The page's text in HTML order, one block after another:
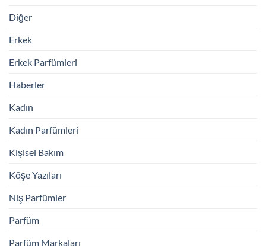
Diğer
Erkek
Erkek Parfümleri
Haberler
Kadın
Kadın Parfümleri
Kişisel Bakım
Köşe Yazıları
Niş Parfümler
Parfüm
Parfüm Markaları